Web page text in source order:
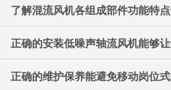
了解混流风机各组成部件功能特点
才能更好的使用它
正确的安装低噪声轴流风机能够让
其效果发挥的更好
正确的维护保养能避免移动岗位式